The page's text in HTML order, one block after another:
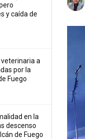
y caída de
a
por la
Fuego
en la
descenso
de Fuego